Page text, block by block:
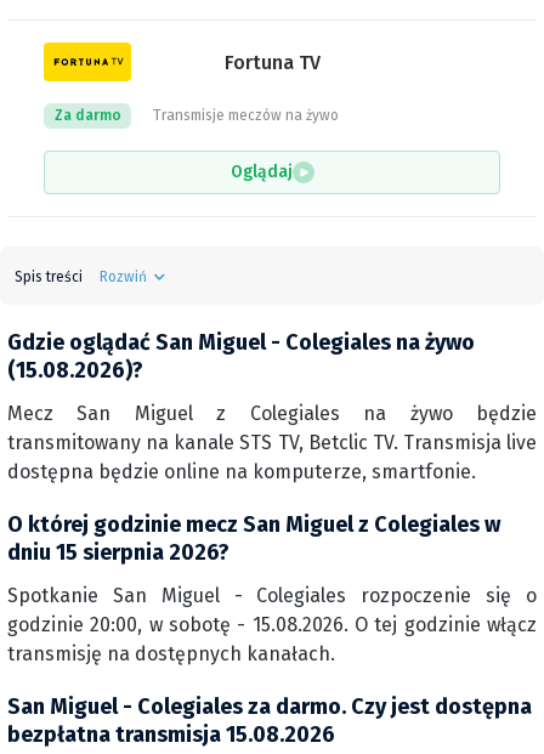
Fortuna TV
Transmisje meczów na żywo
Za darmo
Oglądaj
Spis treści Rozwiń
Gdzie oglądać San Miguel - Colegiales na żywo
(15.08.2026)?
Mecz San Miguel z Colegiales na żywo będzie
transmitowany na kanale STS TV, Betclic TV. Transmisja live
dostępna będzie online na komputerze, smartfonie.
O której godzinie mecz San Miguel z Colegiales w
dniu 15 sierpnia 2026?
Spotkanie San Miguel - Colegiales rozpoczenie się o
godzinie 20:00, w sobotę - 15.08.2026. O tej godzinie włącz
transmisję na dostępnych kanałach.
San Miguel - Colegiales za darmo. Czy jest dostępna
bezpłatna transmisja 15.08.2026